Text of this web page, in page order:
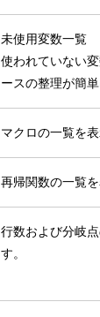
未使用変数一覧
使われていない
ースの整理が簡単
マクロの一覧を表
再帰関数の一覧を
行数および分岐
す。